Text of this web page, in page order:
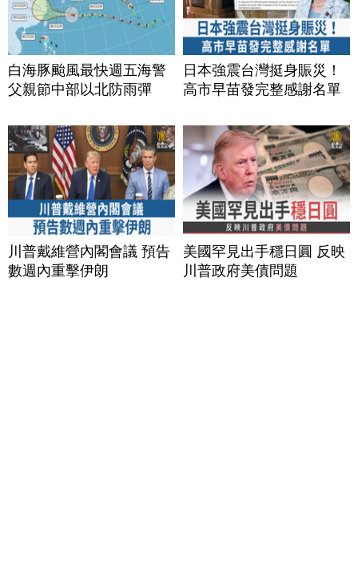
白海豚颱風最快週五海警
父親節中部以北防雨彈
日本強震台灣挺身賑災！
高市早苗發完整感謝名單
川普戴維營內閣會議 預告
數週內重擊伊朗
美國罕見出手穩日圓 反映
川普政府美債問題